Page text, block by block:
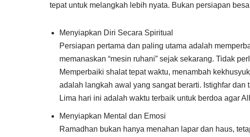
tepat untuk melangkah lebih nyata. Bukan persiapan
Menyiapkan Diri Secara Spiritual
Persiapan pertama dan paling utama adalah
memanaskan “mesin ruhani” sejak sekarang. Tidak
Memperbaiki shalat tepat waktu, menambah
adalah langkah awal yang sangat berarti. Istighfar
Lima hari ini adalah waktu terbaik untuk berdoa agar
Menyiapkan Mental dan Emosi
Ramadhan bukan hanya menahan lapar dan haus,